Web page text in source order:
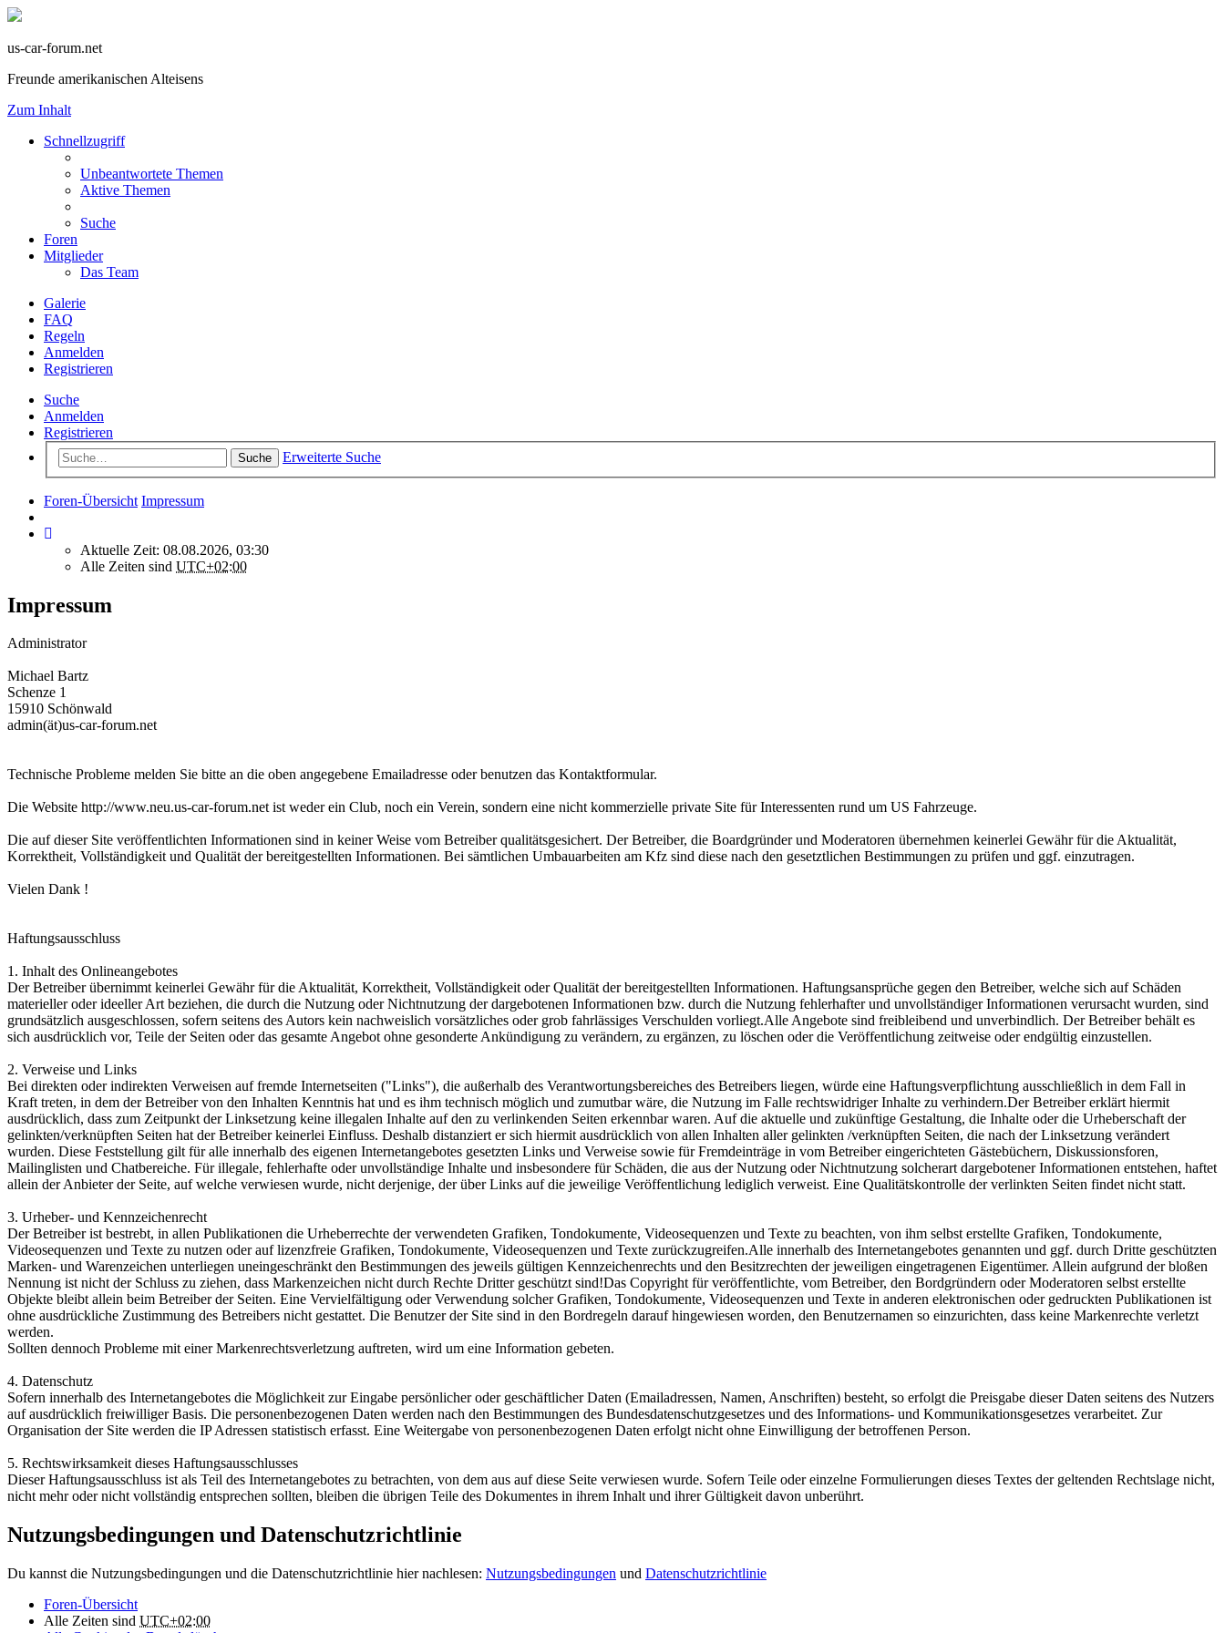
us-car-forum.net
Freunde amerikanischen Alteisens
Zum Inhalt
Schnellzugriff
Unbeantwortete Themen
Aktive Themen
Suche
Foren
Mitglieder
Das Team
Galerie
FAQ
Regeln
Anmelden
Registrieren
Suche
Anmelden
Registrieren
Suche Erweiterte Suche
Foren-Übersicht Impressum
Aktuelle Zeit: 08.08.2026, 03:30
Alle Zeiten sind UTC+02:00
Impressum
Administrator
Michael Bartz
Schenze 1
15910 Schönwald
admin(ät)us-car-forum.net
Technische Probleme melden Sie bitte an die oben angegebene Emailadresse oder benutzen das Kontaktformular.
Die Website http://www.neu.us-car-forum.net ist weder ein Club, noch ein Verein, sondern eine nicht kommerzielle private Site für Interessenten rund um US Fahrzeuge.
Die auf dieser Site veröffentlichten Informationen sind in keiner Weise vom Betreiber qualitätsgesichert. Der Betreiber, die Boardgründer und Moderatoren übernehmen keinerlei Gewähr für die Aktualität,
Korrektheit, Vollständigkeit und Qualität der bereitgestellten Informationen. Bei sämtlichen Umbauarbeiten am Kfz sind diese nach den gesetztlichen Bestimmungen zu prüfen und ggf. einzutragen.
Vielen Dank !
Haftungsausschluss
1. Inhalt des Onlineangebotes
Der Betreiber übernimmt keinerlei Gewähr für die Aktualität, Korrektheit, Vollständigkeit oder Qualität der bereitgestellten Informationen. Haftungsansprüche gegen den Betreiber, welche sich auf Schäden
materieller oder ideeller Art beziehen, die durch die Nutzung oder Nichtnutzung der dargebotenen Informationen bzw. durch die Nutzung fehlerhafter und unvollständiger Informationen verursacht wurden, sind
grundsätzlich ausgeschlossen, sofern seitens des Autors kein nachweislich vorsätzliches oder grob fahrlässiges Verschulden vorliegt.Alle Angebote sind freibleibend und unverbindlich. Der Betreiber behält es
sich ausdrücklich vor, Teile der Seiten oder das gesamte Angebot ohne gesonderte Ankündigung zu verändern, zu ergänzen, zu löschen oder die Veröffentlichung zeitweise oder endgültig einzustellen.
2. Verweise und Links
Bei direkten oder indirekten Verweisen auf fremde Internetseiten ("Links"), die außerhalb des Verantwortungsbereiches des Betreibers liegen, würde eine Haftungsverpflichtung ausschließlich in dem Fall in
Kraft treten, in dem der Betreiber von den Inhalten Kenntnis hat und es ihm technisch möglich und zumutbar wäre, die Nutzung im Falle rechtswidriger Inhalte zu verhindern.Der Betreiber erklärt hiermit
ausdrücklich, dass zum Zeitpunkt der Linksetzung keine illegalen Inhalte auf den zu verlinkenden Seiten erkennbar waren. Auf die aktuelle und zukünftige Gestaltung, die Inhalte oder die Urheberschaft der
gelinkten/verknüpften Seiten hat der Betreiber keinerlei Einfluss. Deshalb distanziert er sich hiermit ausdrücklich von allen Inhalten aller gelinkten /verknüpften Seiten, die nach der Linksetzung verändert
wurden. Diese Feststellung gilt für alle innerhalb des eigenen Internetangebotes gesetzten Links und Verweise sowie für Fremdeinträge in vom Betreiber eingerichteten Gästebüchern, Diskussionsforen,
Mailinglisten und Chatbereiche. Für illegale, fehlerhafte oder unvollständige Inhalte und insbesondere für Schäden, die aus der Nutzung oder Nichtnutzung solcherart dargebotener Informationen entstehen, haftet
allein der Anbieter der Seite, auf welche verwiesen wurde, nicht derjenige, der über Links auf die jeweilige Veröffentlichung lediglich verweist. Eine Qualitätskontrolle der verlinkten Seiten findet nicht statt.
3. Urheber- und Kennzeichenrecht
Der Betreiber ist bestrebt, in allen Publikationen die Urheberrechte der verwendeten Grafiken, Tondokumente, Videosequenzen und Texte zu beachten, von ihm selbst erstellte Grafiken, Tondokumente,
Videosequenzen und Texte zu nutzen oder auf lizenzfreie Grafiken, Tondokumente, Videosequenzen und Texte zurückzugreifen.Alle innerhalb des Internetangebotes genannten und ggf. durch Dritte geschützten
Marken- und Warenzeichen unterliegen uneingeschränkt den Bestimmungen des jeweils gültigen Kennzeichenrechts und den Besitzrechten der jeweiligen eingetragenen Eigentümer. Allein aufgrund der bloßen
Nennung ist nicht der Schluss zu ziehen, dass Markenzeichen nicht durch Rechte Dritter geschützt sind!Das Copyright für veröffentlichte, vom Betreiber, den Bordgründern oder Moderatoren selbst erstellte
Objekte bleibt allein beim Betreiber der Seiten. Eine Vervielfältigung oder Verwendung solcher Grafiken, Tondokumente, Videosequenzen und Texte in anderen elektronischen oder gedruckten Publikationen ist
ohne ausdrückliche Zustimmung des Betreibers nicht gestattet. Die Benutzer der Site sind in den Bordregeln darauf hingewiesen worden, den Benutzernamen so einzurichten, dass keine Markenrechte verletzt
werden.
Sollten dennoch Probleme mit einer Markenrechtsverletzung auftreten, wird um eine Information gebeten.
4. Datenschutz
Sofern innerhalb des Internetangebotes die Möglichkeit zur Eingabe persönlicher oder geschäftlicher Daten (Emailadressen, Namen, Anschriften) besteht, so erfolgt die Preisgabe dieser Daten seitens des Nutzers
auf ausdrücklich freiwilliger Basis. Die personenbezogenen Daten werden nach den Bestimmungen des Bundesdatenschutzgesetzes und des Informations- und Kommunikationsgesetzes verarbeitet. Zur
Organisation der Site werden die IP Adressen statistisch erfasst. Eine Weitergabe von personenbezogenen Daten erfolgt nicht ohne Einwilligung der betroffenen Person.
5. Rechtswirksamkeit dieses Haftungsausschlusses
Dieser Haftungsausschluss ist als Teil des Internetangebotes zu betrachten, von dem aus auf diese Seite verwiesen wurde. Sofern Teile oder einzelne Formulierungen dieses Textes der geltenden Rechtslage nicht,
nicht mehr oder nicht vollständig entsprechen sollten, bleiben die übrigen Teile des Dokumentes in ihrem Inhalt und ihrer Gültigkeit davon unberührt.
Nutzungsbedingungen und Datenschutzrichtlinie
Du kannst die Nutzungsbedingungen und die Datenschutzrichtlinie hier nachlesen: Nutzungsbedingungen und Datenschutzrichtlinie
Foren-Übersicht
Alle Zeiten sind UTC+02:00